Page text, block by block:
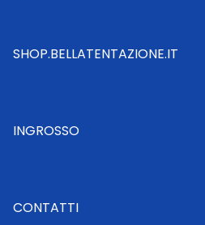
SHOP.BELLATENTAZIONE.IT
INGROSSO
CONTATTI